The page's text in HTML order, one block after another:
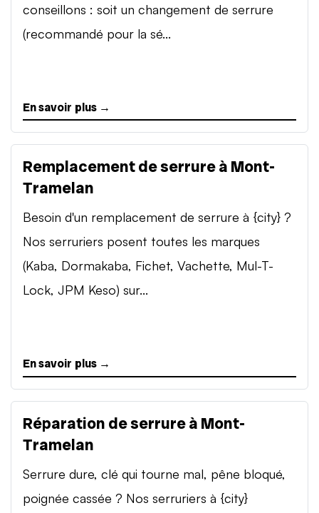
conseillons : soit un changement de serrure
(recommandé pour la sé...
En savoir plus →
Remplacement de serrure à Mont-
Tramelan
Besoin d'un remplacement de serrure à {city} ?
Nos serruriers posent toutes les marques
(Kaba, Dormakaba, Fichet, Vachette, Mul-T-
Lock, JPM Keso) sur...
En savoir plus →
Réparation de serrure à Mont-
Tramelan
Serrure dure, clé qui tourne mal, pêne bloqué,
poignée cassée ? Nos serruriers à {city}